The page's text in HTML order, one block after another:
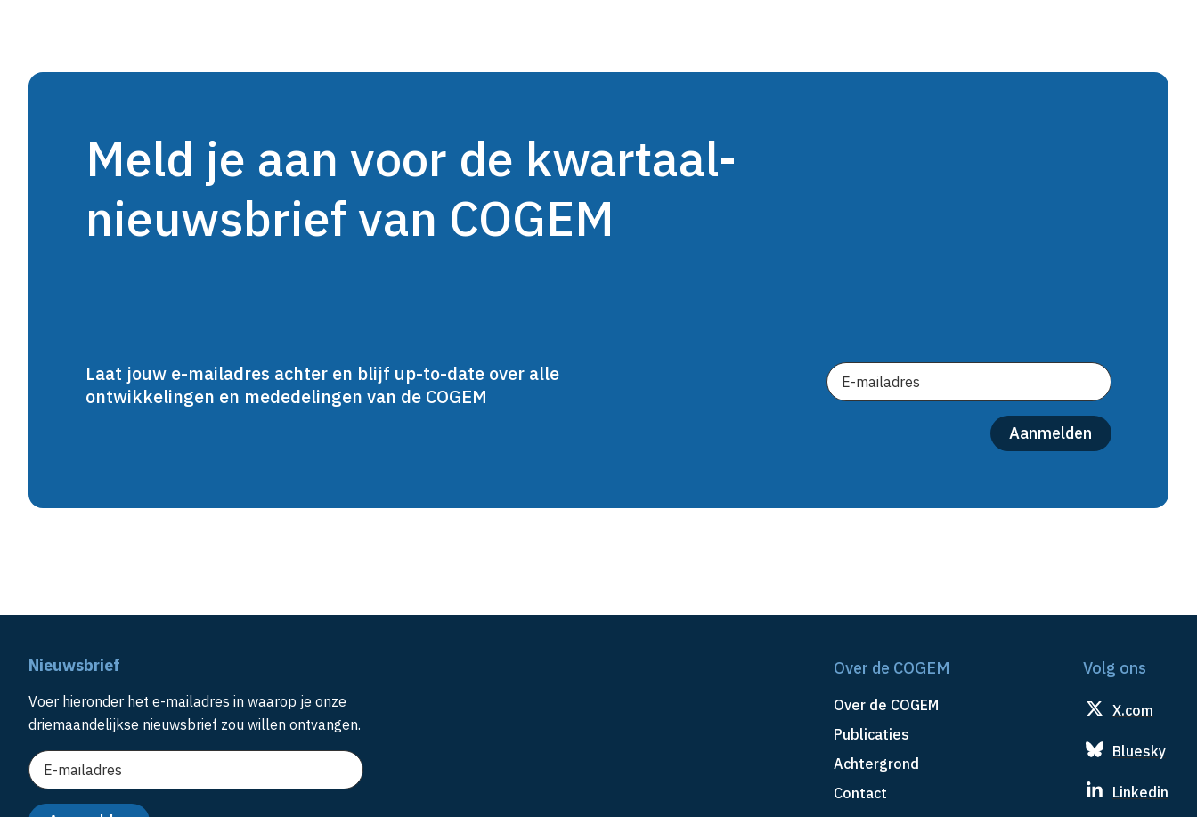
Meld je aan voor de kwartaal-
nieuwsbrief van COGEM
Laat jouw e-mailadres achter en blijf up-to-date over alle
ontwikkelingen en mededelingen van de COGEM
Nieuwsbrief
Voer hieronder het e-mailadres in waarop je onze
driemaandelijkse nieuwsbrief zou willen ontvangen.
Over de COGEM
Over de COGEM
Publicaties
Achtergrond
Contact
Volg ons
X.com
Bluesky
Linkedin